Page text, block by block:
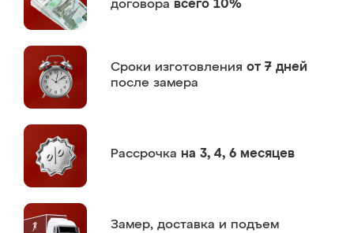
договора всего 10%
Сроки изготовления от 7 дней
после замера
Рассрочка на 3, 4, 6 месяцев
Замер, доставка и подъем